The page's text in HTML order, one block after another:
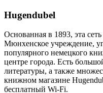
Hugendubel
Основанная в 1893, эта
Мюнхенское учреждение,
популярного немецкого
центре города. Есть
литературы, а также
книжном магазине
бесплатный Wi-Fi.